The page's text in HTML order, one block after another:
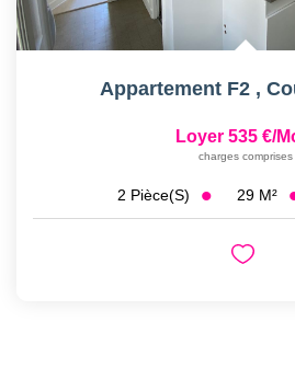
Appartement F2 ,
Loyer 535 €/
charges comprises
2 Pièce(s) 29 M²